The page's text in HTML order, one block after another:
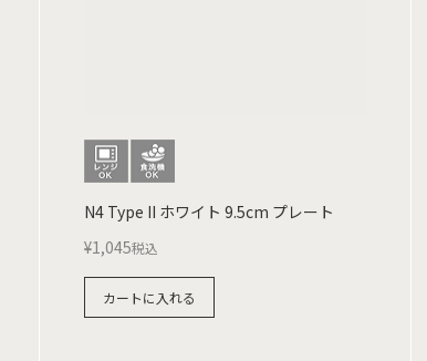
N4 Type II ホワイト 9.5cm プレート
¥1,045税込
カートに入れる